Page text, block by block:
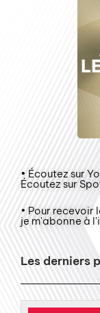
• Écoutez sur
Écoutez sur
• Pour recevoir
je m'abonne à
Les derniers